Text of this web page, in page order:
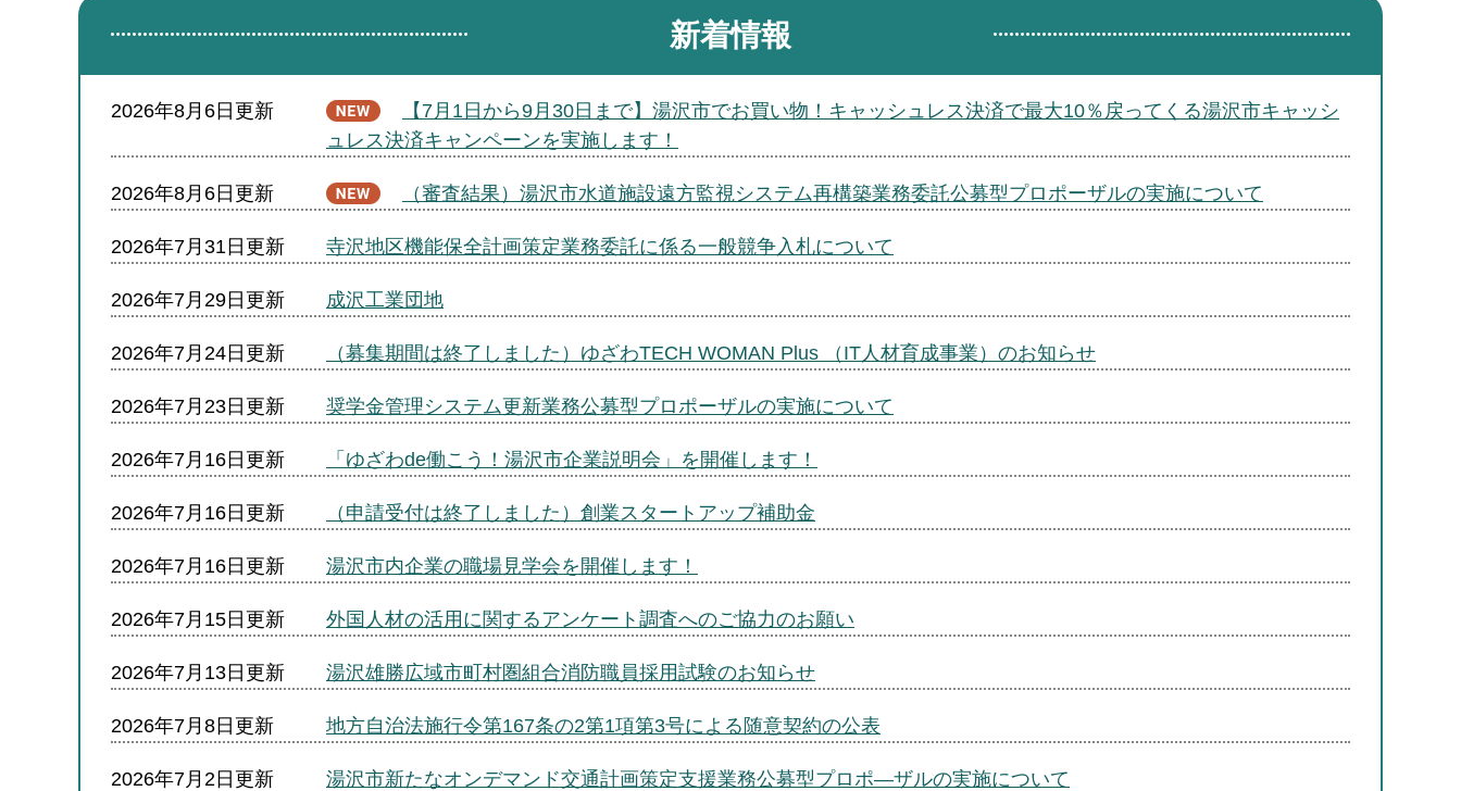
新着情報
2026年8月6日更新
【7月1日から9月30日まで】湯沢市でお買い物！キャッシュレス決済で最大10％戻ってくる湯沢市キャッシ
ュレス決済キャンペーンを実施します！
2026年8月6日更新 （審査結果）湯沢市水道施設遠方監視システム再構築業務委託公募型プロポーザルの実施について
2026年7月31日更新 寺沢地区機能保全計画策定業務委託に係る一般競争入札について
2026年7月29日更新 成沢工業団地
2026年7月24日更新 （募集期間は終了しました）ゆざわTECH WOMAN Plus （IT人材育成事業）のお知らせ
2026年7月23日更新 奨学金管理システム更新業務公募型プロポーザルの実施について
2026年7月16日更新 「ゆざわde働こう！湯沢市企業説明会」を開催します！
2026年7月16日更新 （申請受付は終了しました）創業スタートアップ補助金
2026年7月16日更新 湯沢市内企業の職場見学会を開催します！
2026年7月15日更新 外国人材の活用に関するアンケート調査へのご協力のお願い
2026年7月13日更新 湯沢雄勝広域市町村圏組合消防職員採用試験のお知らせ
2026年7月8日更新 地方自治法施行令第167条の2第1項第3号による随意契約の公表
2026年7月2日更新 湯沢市新たなオンデマンド交通計画策定支援業務公募型プロポ―ザルの実施について